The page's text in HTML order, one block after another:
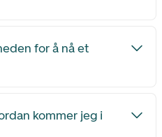
for å nå et
kommer jeg i